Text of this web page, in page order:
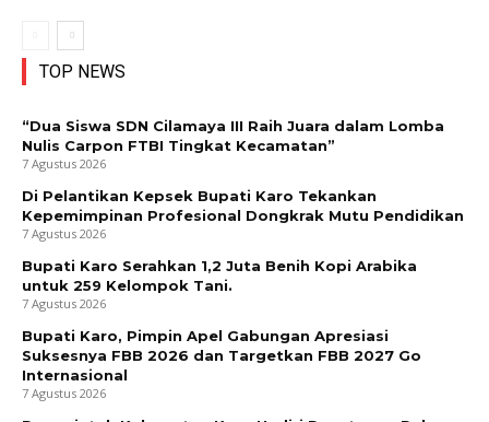
TOP NEWS
“Dua Siswa SDN Cilamaya III Raih Juara dalam Lomba
Nulis Carpon FTBI Tingkat Kecamatan”
7 Agustus 2026
Di Pelantikan Kepsek Bupati Karo Tekankan
Kepemimpinan Profesional Dongkrak Mutu Pendidikan
7 Agustus 2026
Bupati Karo Serahkan 1,2 Juta Benih Kopi Arabika
untuk 259 Kelompok Tani.
7 Agustus 2026
Bupati Karo, Pimpin Apel Gabungan Apresiasi
Suksesnya FBB 2026 dan Targetkan FBB 2027 Go
Internasional
7 Agustus 2026